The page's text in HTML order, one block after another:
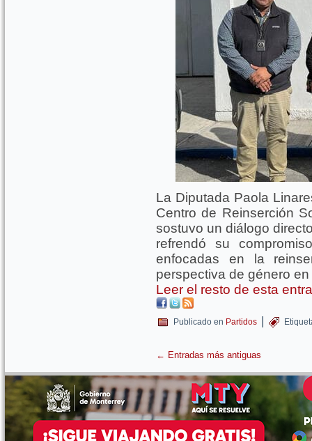
La Diputada Paola
Centro de Reinserción
sostuvo un diálogo
refrendó su
enfocadas en la
perspectiva de género
Leer el resto de esta
Publicado en Partidos |
← Entradas más antiguas